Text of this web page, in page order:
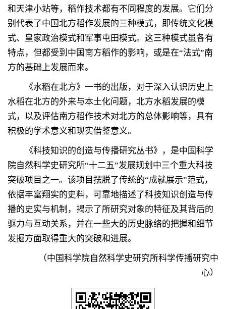
和天津小站等，稻作技术都有不同程度的发展。它们分
别代表了中国北方稻作发展的三种模式，即传统文化模
式、皇家政治模式和军事屯田模式。这三种模式虽各有
特点，但都受到中国南方稻作的影响，或是在“法式”南
方的基础上发展而来。
《水稻在北方》一书的出版，对于深入认识历史上
水稻在北方的外来与本土化问题，北方水稻发展的模
式，以及评估南方稻作技术对北方的总体影响等，具有
积极的学术意义和现实借鉴意义。
《科技知识的创造与传播研究丛书》，是中国科学
院自然科学史研究所“十二五”发展规划中三个重大科技
突破项目之一。该项目摆脱了传统的“成就展示”范式，
依据丰富翔实的史料，可靠地描述了科技知识创造与传
播的史实与机制，揭示了所研究对象的特征及其背后的
驱力与互动关系，并在一些大的历史脉络的把握和细节
发掘方面取得重大的突破和进展。
（中国科学院自然科学史研究所科学传播研究中
心）